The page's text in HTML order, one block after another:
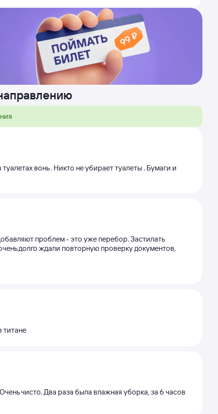
вонь . Никто не убирает туалеты . Бумаги и
проблем - это уже перебор. Застилать
долго ждали повторную проверку документов,
титане
чисто. Два раза была влажная уборка, за 6 часов